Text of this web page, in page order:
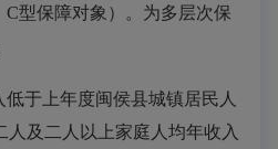
C型保障对象）。 为多层次保
于上年度闽侯县城镇居民人
人及二人以上家庭人均年收入